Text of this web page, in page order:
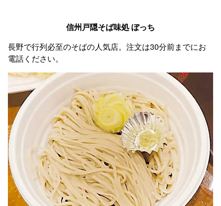
信州戸隠そば味処 ぼっち
長野で行列必至のそばの人気店。注文は30分前までにお
電話ください。